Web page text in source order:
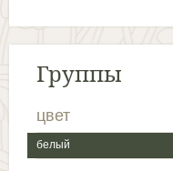
Группы
цвет
белый